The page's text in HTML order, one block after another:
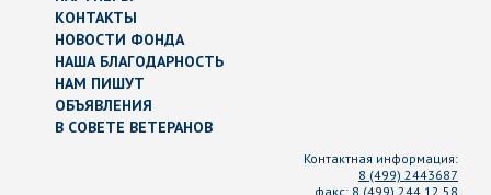
КОНТАКТЫ
НОВОСТИ ФОНДА
НАША БЛАГОДАРНОСТЬ
НАМ ПИШУТ
ОБЪЯВЛЕНИЯ
В СОВЕТЕ ВЕТЕРАНОВ
Контактная информация:
8 (499) 2443687
факс: 8 (499) 244 12 58